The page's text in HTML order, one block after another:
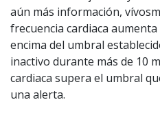
aún más información,
frecuencia cardiaca
encima del umbral
inactivo durante más de 10
cardiaca supera el umbral
una alerta.